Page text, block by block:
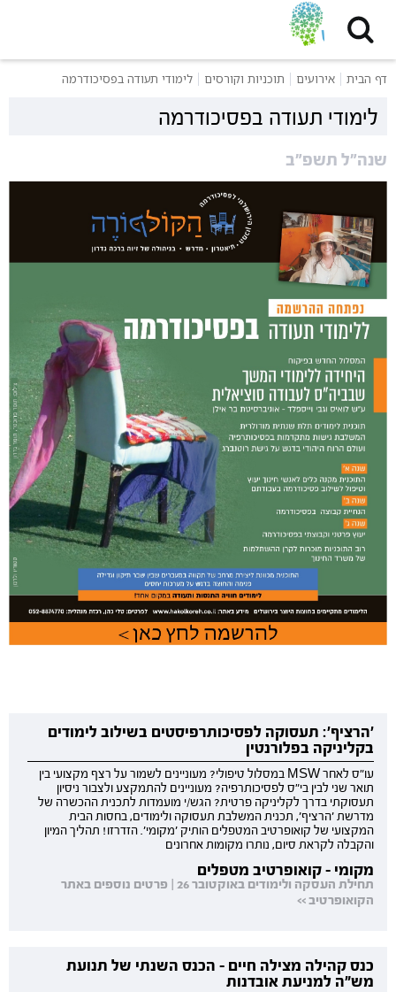
דף הבית אירועים תוכניות וקורסים לימודי תעודה בפסיכודרמה
לימודי תעודה בפסיכודרמה
שנה״ל תשפ״ב
'הרציף': תעסוקה לפסיכותרפיסטים בשילוב לימודים
בקליניקה בפלורנטין
עו"ס לאחר MSW במסלול טיפולי? מעוניינים לשמור על רצף מקצועי בין
תואר שני לבין בי"ס לפסיכותרפיה? מעוניינים להתמקצע ולצבור ניסיון
תעסוקתי בדרך לקליניקה פרטית? הגש/י מועמדות לתכנית ההכשרה של
מדרשת 'הרציף', תכנית המשלבת תעסוקה ולימודים, בחסות הבית
המקצועי של קואופרטיב המטפלים הותיק 'מקומי'. הזדרזו! תהליך המיון
והקבלה לקראת סיום, נותרו מקומות אחרונים
מקומי - קואופרטיב מטפלים
תחילת העסקה ולימודים באוקטובר 26 | פרטים נוספים באתר
הקואופרטיב >>
כנס קהילה מצילה חיים - הכנס השנתי של תנועת
מש"ה למניעת אובדנות